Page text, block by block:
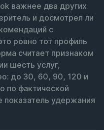
важнее два других
и досмотрел ли
с
ровно тот профиль
считает признаком
шесть услуг,
до 30, 60, 90, 120 и
по фактической
показатель удержания